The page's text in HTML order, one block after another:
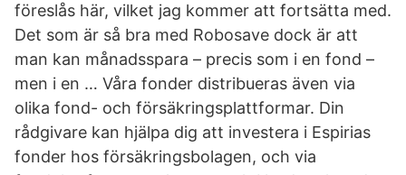
föreslås här, vilket jag kommer att fortsätta med.
Det som är så bra med Robosave dock är att
man kan månadsspara – precis som i en fond –
men i en … Våra fonder distribueras även via
olika fond- och försäkringsplattformar. Din
rådgivare kan hjälpa dig att investera i Espirias
fonder hos försäkringsbolagen, och via